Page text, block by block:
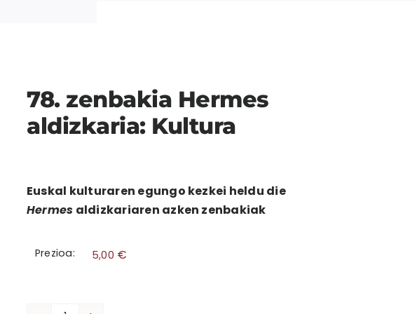
78. zenbakia Hermes
aldizkaria: Kultura
Euskal kulturaren egungo kezkei heldu die
Hermes aldizkariaren azken zenbakiak
Prezioa: 5,00 €